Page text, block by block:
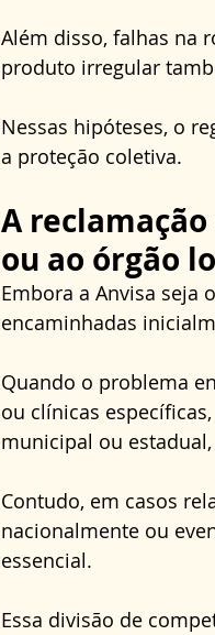
Além disso, falhas na
produto irregular
Nessas hipóteses, o
a proteção coletiva.
A
ou ao órgão
Embora a Anvisa seja
encaminhadas
Quando o problema
ou clínicas
municipal ou
Contudo, em casos
nacionalmente ou
essencial.
Essa divisão de